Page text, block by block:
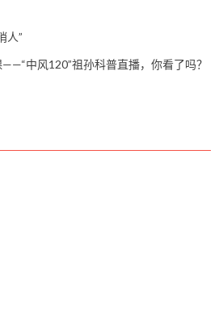
人”
中风120”祖孙科普直播，你看了吗？